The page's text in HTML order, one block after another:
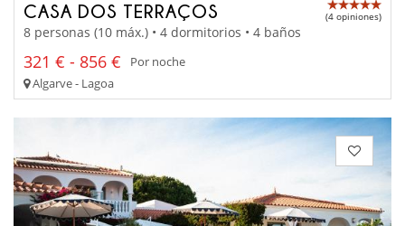
CASA DOS TERRAÇOS (4 opiniones)
8 personas (10 máx.) • 4 dormitorios • 4 baños
321 € - 856 €
Por noche
Algarve - Lagoa